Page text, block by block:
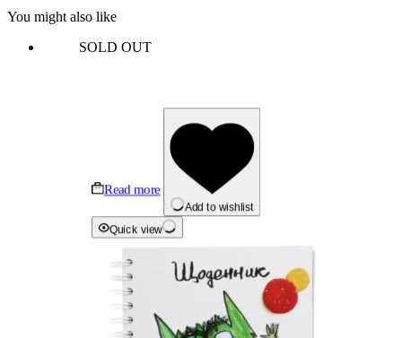
You might also like
SOLD OUT
Read more
Add to wishlist
Quick view